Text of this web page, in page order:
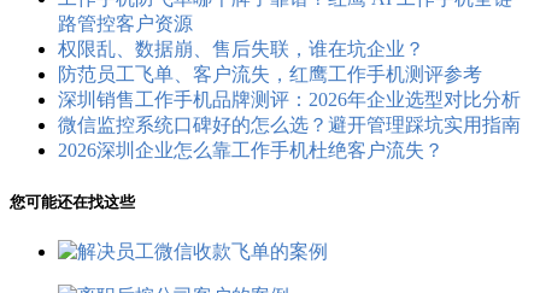
路管控客户资源
权限乱、数据崩、售后失联，谁在坑企业？
防范员工飞单、客户流失，红鹰工作手机测评参考
深圳销售工作手机品牌测评：2026年企业选型对比分析
微信监控系统口碑好的怎么选？避开管理踩坑实用指南
2026深圳企业怎么靠工作手机杜绝客户流失？
您可能还在找这些